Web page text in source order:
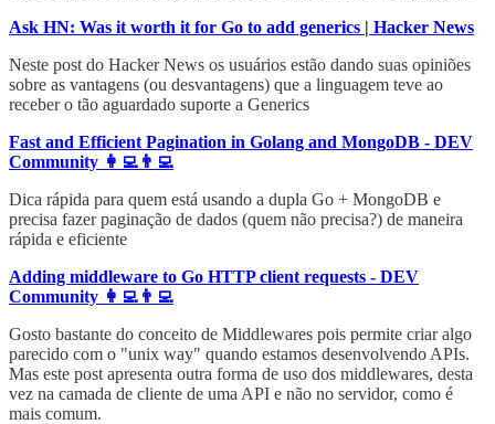
Ask HN: Was it worth it for Go to add generics | Hacker News
Neste post do Hacker News os usuários estão dando suas opiniões
sobre as vantagens (ou desvantagens) que a linguagem teve ao
receber o tão aguardado suporte a Generics
Fast and Efficient Pagination in Golang and MongoDB - DEV
Community 👩‍💻👨‍💻
Dica rápida para quem está usando a dupla Go + MongoDB e
precisa fazer paginação de dados (quem não precisa?) de maneira
rápida e eficiente
Adding middleware to Go HTTP client requests - DEV
Community 👩‍💻👨‍💻
Gosto bastante do conceito de Middlewares pois permite criar algo
parecido com o "unix way" quando estamos desenvolvendo APIs.
Mas este post apresenta outra forma de uso dos middlewares, desta
vez na camada de cliente de uma API e não no servidor, como é
mais comum.